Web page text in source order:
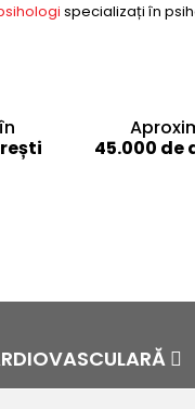
specializați în
45.000 de